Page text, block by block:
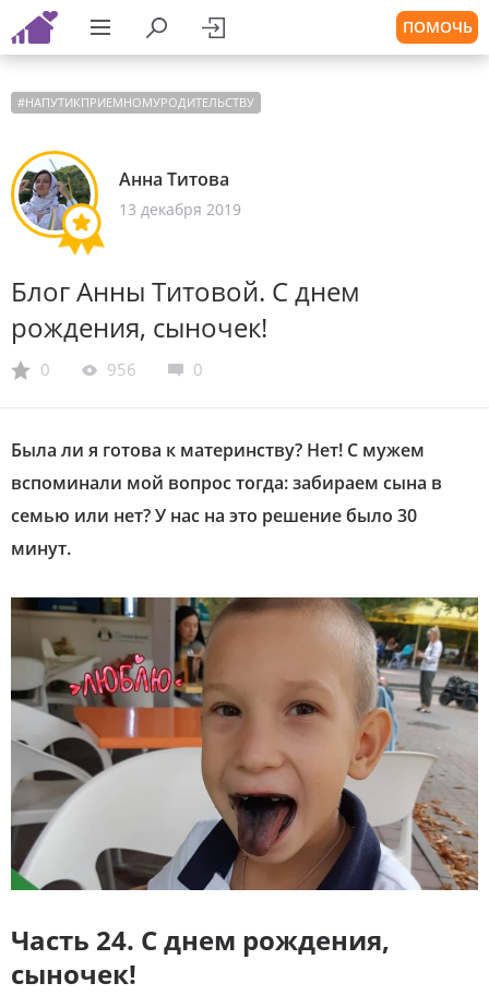
ПОМОЧЬ
#НАПУТИКПРИЕМНОМУРОДИТЕЛЬСТВУ
Анна Титова
13 декабря 2019
Блог Анны Титовой. С днем
рождения, сыночек!
0 956 0
Была ли я готова к материнству? Нет! С мужем
вспоминали мой вопрос тогда: забираем сына в
семью или нет? У нас на это решение было 30
минут.
Часть 24. С днем рождения,
сыночек!